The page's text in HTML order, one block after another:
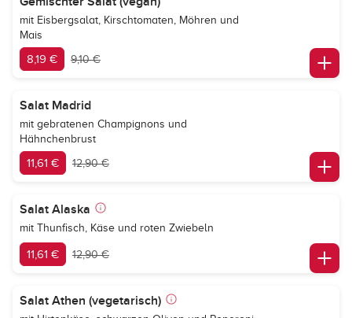
mit Eisbergsalat, Kirschtomaten, Möhren und
Mais
8,19 € 9,10 €
Salat Madrid
mit gebratenen Champignons und
Hähnchenbrust
11,61 € 12,90 €
Salat Alaska
mit Thunfisch, Käse und roten Zwiebeln
11,61 € 12,90 €
Salat Athen (vegetarisch)